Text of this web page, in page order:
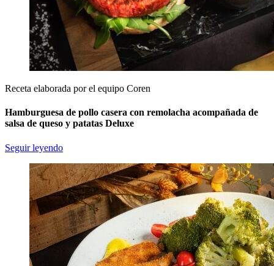
Receta elaborada por el equipo Coren
Hamburguesa de pollo casera con remolacha acompañada de
salsa de queso y patatas Deluxe
Seguir leyendo